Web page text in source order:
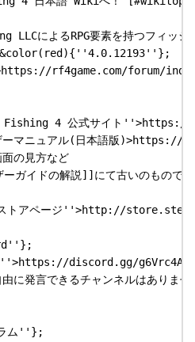
によるRPG要素を持つフィ
ン&color(red){''4.0.12193''};
rf4game.com/forum/
4 公式サイト
マニュアル(日本語版
の見方など
ーガイドの解説]]にて古いのもので
アページ''>http://
discord.gg/
に発言できるチャンネルはありませ